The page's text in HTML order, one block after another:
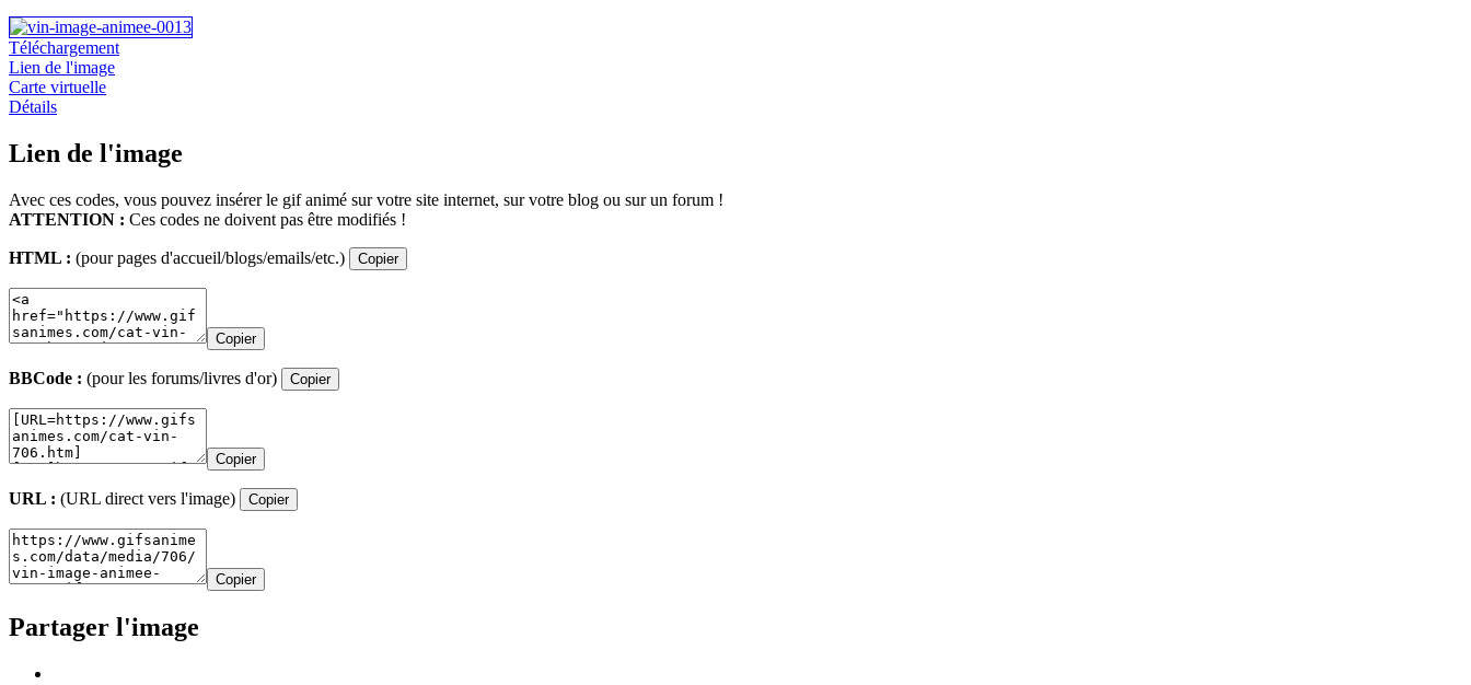
Téléchargement
Lien de l'image
Carte virtuelle
Détails
Lien de l'image
Avec ces codes, vous pouvez insérer le gif animé sur votre site internet, sur votre blog ou sur un forum !
ATTENTION : Ces codes ne doivent pas être modifiés !
HTML : (pour pages d'accueil/blogs/emails/etc.) Copier
Copier
BBCode : (pour les forums/livres d'or) Copier
Copier
URL : (URL direct vers l'image) Copier
Copier
Partager l'image